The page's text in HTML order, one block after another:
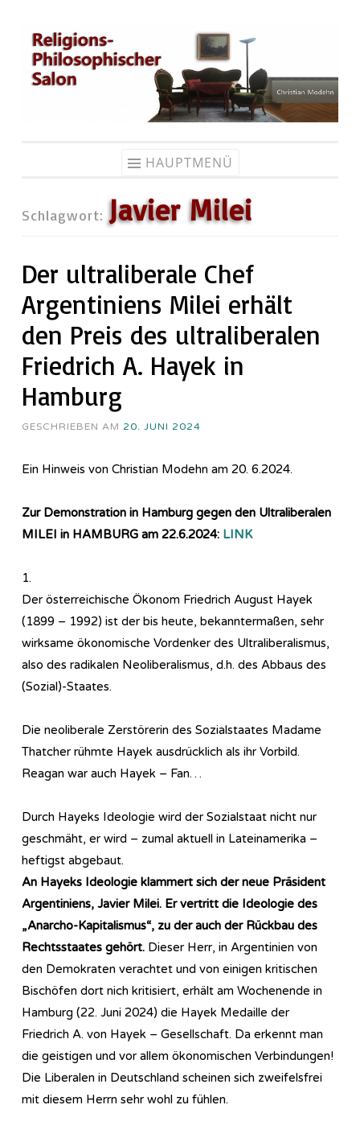
Zum
Inhalt
springen
HAUPTMENÜ
Schlagwort: Javier Milei
Der ultraliberale Chef
Argentiniens Milei erhält
den Preis des ultraliberalen
Friedrich A. Hayek in
Hamburg
GESCHRIEBEN AM 20. JUNI 2024
Ein Hinweis von Christian Modehn am 20. 6.2024.
Zur Demonstration in Hamburg gegen den Ultraliberalen
MILEI in HAMBURG am 22.6.2024: LINK
1.
Der österreichische Ökonom Friedrich August Hayek
(1899 – 1992) ist der bis heute, bekanntermaßen, sehr
wirksame ökonomische Vordenker des Ultraliberalismus,
also des radikalen Neoliberalismus, d.h. des Abbaus des
(Sozial)-Staates.
Die neoliberale Zerstörerin des Sozialstaates Madame
Thatcher rühmte Hayek ausdrücklich als ihr Vorbild.
Reagan war auch Hayek – Fan…
Durch Hayeks Ideologie wird der Sozialstaat nicht nur
geschmäht, er wird – zumal aktuell in Lateinamerika –
heftigst abgebaut.
An Hayeks Ideologie klammert sich der neue Präsident
Argentiniens, Javier Milei. Er vertritt die Ideologie des
„Anarcho-Kapitalismus“, zu der auch der Rückbau des
Rechtsstaates gehört. Dieser Herr, in Argentinien von
den Demokraten verachtet und von einigen kritischen
Bischöfen dort nich kritisiert, erhält am Wochenende in
Hamburg (22. Juni 2024) die Hayek Medaille der
Friedrich A. von Hayek – Gesellschaft. Da erkennt man
die geistigen und vor allem ökonomischen Verbindungen!
Die Liberalen in Deutschland scheinen sich zweifelsfrei
mit diesem Herrn sehr wohl zu fühlen.